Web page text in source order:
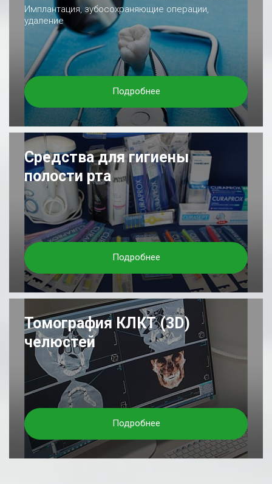
Имплантация, зубосохраняющие операции,
удаление
Подробнее
Средства для гигиены
полости рта
Подробнее
Томография КЛКТ (3D)
челюстей
Подробнее